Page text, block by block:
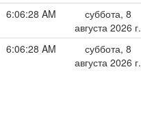
6:06:28 AM
суббота, 8
августа 2026 г.
6:06:28 AM
суббота, 8
августа 2026 г.